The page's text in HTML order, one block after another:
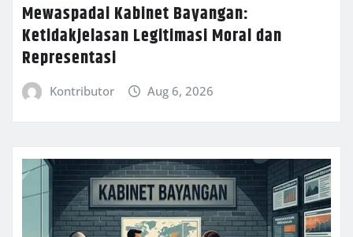
Mewaspadai Kabinet Bayangan:
Ketidakjelasan Legitimasi Moral dan
Representasi
Kontributor Aug 6, 2026